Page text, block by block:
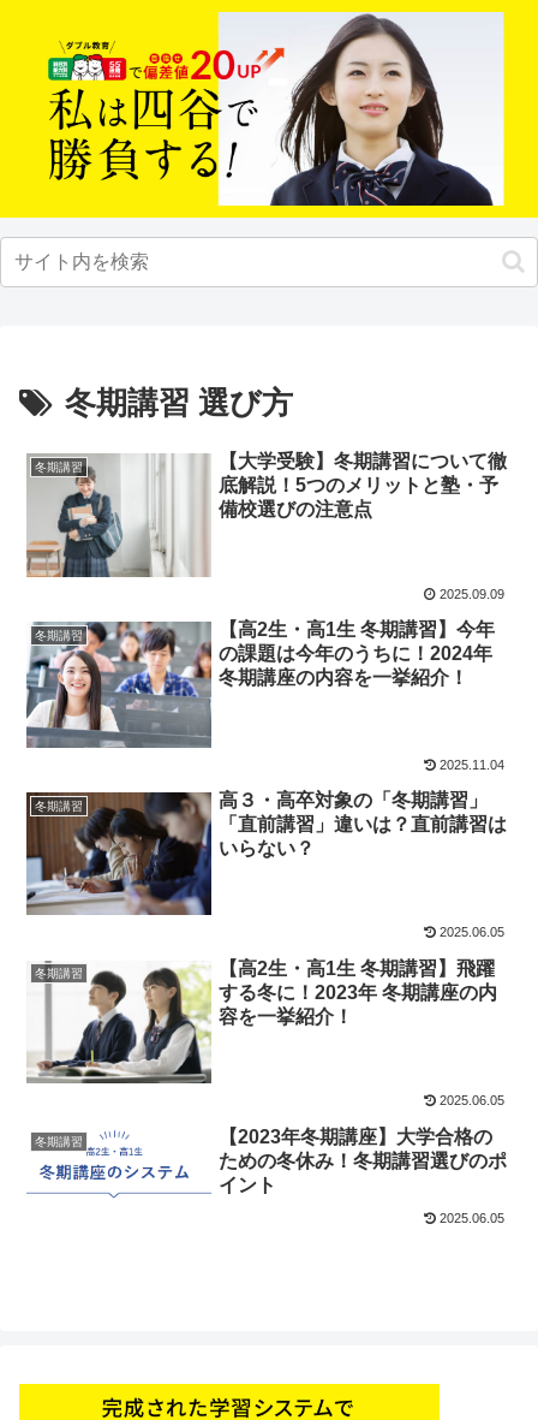
冬期講習 選び方
冬期講習
【大学受験】冬期講習について徹
底解説！5つのメリットと塾・予
備校選びの注意点
2025.09.09
冬期講習
【高2生・高1生 冬期講習】今年
の課題は今年のうちに！2024年
冬期講座の内容を一挙紹介！
2025.11.04
冬期講習
高３・高卒対象の「冬期講習」
「直前講習」違いは？直前講習は
いらない？
2025.06.05
冬期講習
【高2生・高1生 冬期講習】飛躍
する冬に！2023年 冬期講座の内
容を一挙紹介！
2025.06.05
冬期講習
【2023年冬期講座】大学合格の
ための冬休み！冬期講習選びのポ
イント
2025.06.05